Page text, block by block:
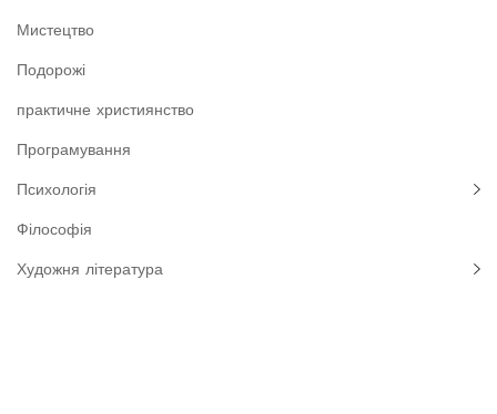
Мистецтво
Подорожі
практичне християнство
Програмування
Психологія
Філософія
Художня література